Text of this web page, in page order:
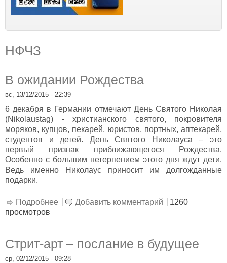
НФЧЗ
В ожидании Рождества
вс, 13/12/2015 - 22:39
6 декабря в Германии отмечают День Святого Николая
(Nikolaustag) - христианского святого, покровителя
моряков, купцов, пекарей, юристов, портных, аптекарей,
студентов и детей. День Святого Николауса – это
первый признак приближающегося Рождества.
Особенно с большим нетерпением этого дня ждут дети.
Ведь именно Николаус приносит им долгожданные
подарки.
Подробнее о В ожидании Рождества
Добавить комментарий
1260
просмотров
Стрит-арт – послание в будущее
ср, 02/12/2015 - 09:28